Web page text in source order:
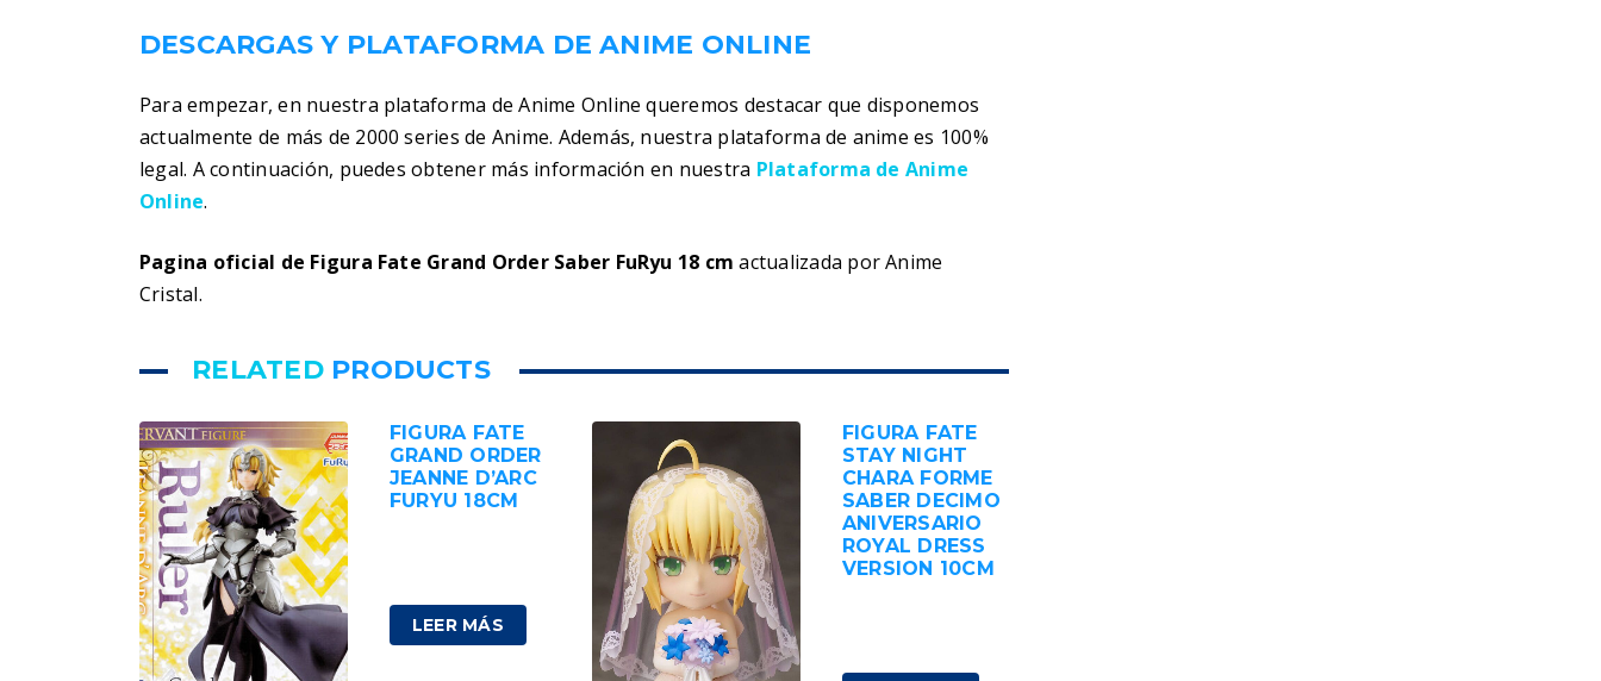
DESCARGAS Y PLATAFORMA DE ANIME ONLINE
Para empezar, en nuestra plataforma de Anime Online queremos destacar que disponemos
actualmente de más de 2000 series de Anime. Además, nuestra plataforma de anime es 100%
legal. A continuación, puedes obtener más información en nuestra Plataforma de Anime
Online.
Pagina oficial de Figura Fate Grand Order Saber FuRyu 18 cmactualizada por Anime
Cristal.
RELATEDPRODUCTS
FIGURA FATE
GRAND ORDER
JEANNE D’ARC
FURYU 18CM
LEER MÁS
FIGURA FATE
STAY NIGHT
CHARA FORME
SABER DECIMO
ANIVERSARIO
ROYAL DRESS
VERSION 10CM